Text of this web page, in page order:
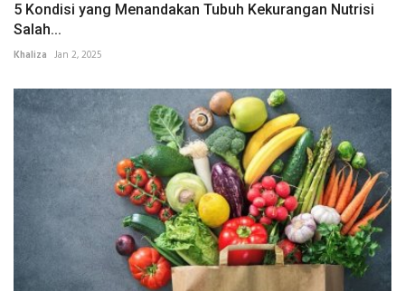
5 Kondisi yang Menandakan Tubuh Kekurangan Nutrisi
Salah...
Khaliza Jan 2, 2025